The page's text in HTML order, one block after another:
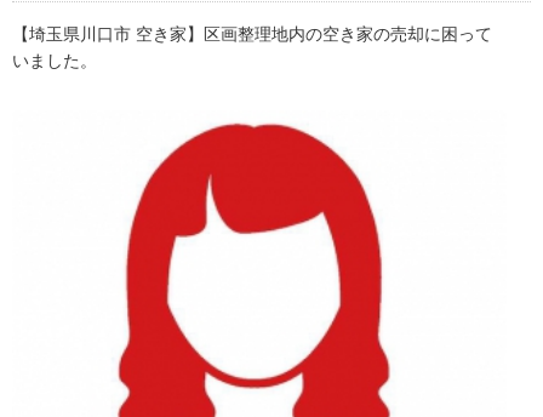
【埼玉県川口市 空き家】区画整理地内の空き家の売却に困って
いました。